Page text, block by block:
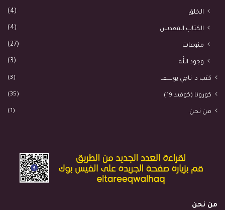
الخلق (4)
الكتاب المقدس (4)
منوعات (27)
وجود الله (3)
كتب د. ناجي يوسف (3)
كورونا (كوفيد 19) (35)
من نحن (1)
من نحن